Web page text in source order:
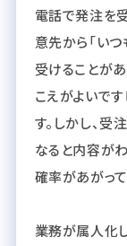
電話で発注を
意先から「い
受けることが
こえがよいで
す。しかし、
なると内容が
確率があがって
業務が属人化